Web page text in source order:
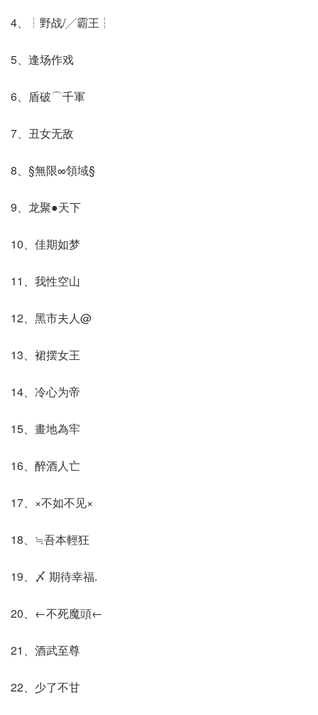
4、┆野战/╱霸王┆
5、逢场作戏
6、盾破⌒千軍
7、丑女无敌
8、§無限∞領域§
9、龙聚●天下
10、佳期如梦
11、我性空山
12、黑市夫人@
13、裙摆女王
14、冷心为帝
15、畫地為牢
16、醉酒人亡
17、×不如不见×
18、≒吾本輕狂
19、〆 期待幸福.
20、←不死魔頭←
21、酒武至尊
22、少了不甘